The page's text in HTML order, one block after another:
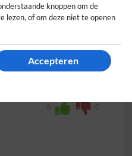
en
0 0
knoppen om de
lezen, of om deze niet te openen
Accepteren